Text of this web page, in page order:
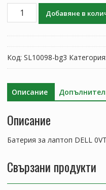
количество
лаптоп
DELL
Добавяне в
Код: SL10098-bg3 Категория:
Описание
Описание
Батерия за лаптоп DELL
Свързани продукти